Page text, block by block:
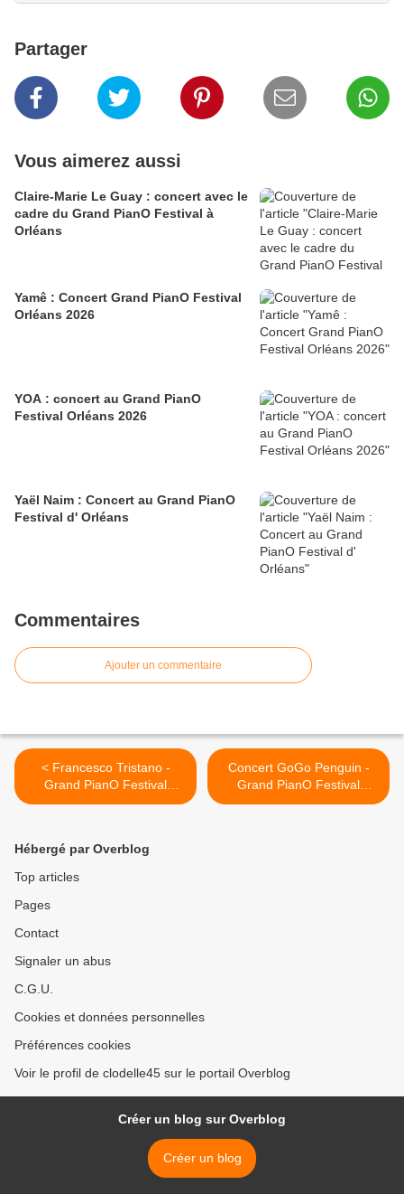
Partager
Vous aimerez aussi
Claire-Marie Le Guay : concert avec le
cadre du Grand PianO Festival à
Orléans
Yamê : Concert Grand PianO Festival
Orléans 2026
YOA : concert au Grand PianO
Festival Orléans 2026
Yaël Naim : Concert au Grand PianO
Festival d' Orléans
Commentaires
Ajouter un commentaire
< Francesco Tristano -
Grand PianO Festival
Orléans
Concert GoGo Penguin -
Grand PianO Festival
Orléans >
Hébergé par Overblog
Top articles
Pages
Contact
Signaler un abus
C.G.U.
Cookies et données personnelles
Préférences cookies
Voir le profil de clodelle45 sur le portail Overblog
Créer un blog sur Overblog
Créer un blog